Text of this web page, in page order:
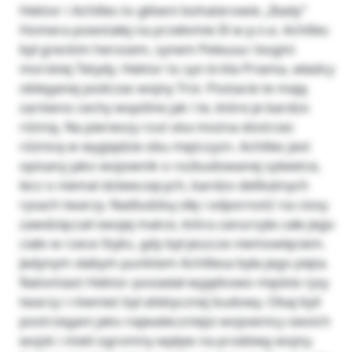
Hektor i Achilles to główni bohaterowie „Iliady”
Homera powstałej na przełomie IX w p.n.e. Achilles
był greckim herosem, synem Peleusa i bogini
morskiej Tetydy. Hektor to syn króla Priama, władcy
obleganej podczas wojny Troi. Postacie te mają
zarówno cechy wspólne jak i te, które je bardzo
różnią. Na pierwszy rzut oka można dostrzec
różnicę w wyglądzie obu mężczyzn. Achilles jest
opisany jako wojownik o rozbudowanej sylwetce,
lecz o niemal dziewczęcych, bardzo delikatnych
rysach twarzy. Nadludzką siłę i odporność na ciosy
zawdzięczał swojej matce, która zanurzyła całe jego
ciało w rzece Styks, gdy był jeszcze niemowlęciem.
Jedynym słabym punktem Achillesa była jego pięta.
Natomiast Hektor posiadał wyjątkowo męskie rysy
twarzy i również był atletycznej budowy. Obaj byli
postrzegani jako najwaleczniejsi wojownicy swoich
wojsk i mieli ogromny wpływ na przebieg wojny.